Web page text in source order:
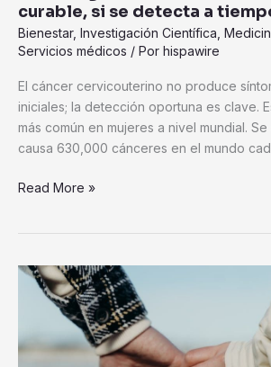
curable, si se detecta a
Bienestar, Investigación Científica
Servicios médicos / Por hispawire
El cáncer cervicouterino no produce
iniciales; la detección oportuna es clave.
más común en mujeres a nivel mundial.
causa 630,000 cánceres en el mundo
Read More »
El
diagnóstico
en